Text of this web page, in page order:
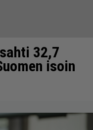
32,7
isoin